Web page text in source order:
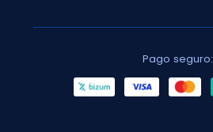
Pago seguro: